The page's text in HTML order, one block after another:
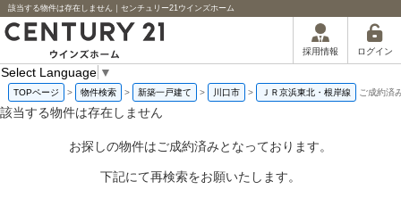
該当する物件は存在しません｜センチュリー21ウインズホーム
採用情報 ログイン
Select Language ▼
TOPページ > 物件検索 > 新築一戸建て > 川口市 > ＪＲ京浜東北・根岸線 ご成約済
該当する物件は存在しません
お探しの物件はご成約済みとなっております。
下記にて再検索をお願いたします。